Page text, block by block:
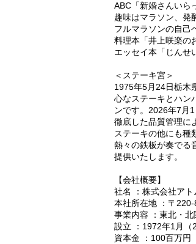
ABC「新婚さんいら
趣味はマラソン、発
フルマラソンの自己
料理本「井上咲楽の
エッセイ本「じんせ
＜ステーキ宮＞
1975年5月24日栃木
心なステーキとハン
ンです。2026年7月1
徹底した品質管理に
ステーキの他にも種
熱々の鉄板が奏でる
提供いたします。
【会社概要】
社名 ：株式会社アト
本社所在地 ：〒
事業内容 ：東北・
設立 ：1972年1月（
資本金 ：100百万円